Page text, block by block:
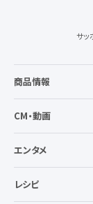
サッ
商品情報
CM・動画
エンタメ
レシピ